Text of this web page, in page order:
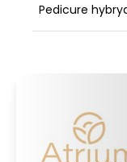
Pedicure